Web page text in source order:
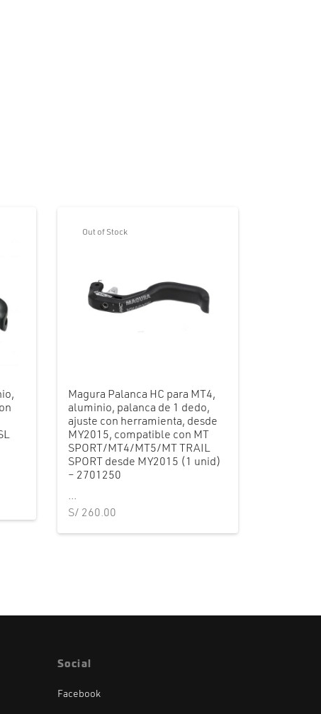
Out of Stock
Magura Palanca HC para MT4,
aluminio, palanca de 1 dedo,
ajuste con herramienta, desde
MY2015, compatible con MT
SPORT/MT4/MT5/MT TRAIL
SPORT desde MY2015 (1 unid)
– 2701250
...
S/ 260.00
Social
Facebook